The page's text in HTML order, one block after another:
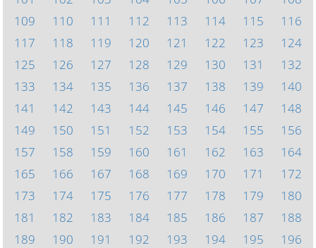
109
110 111 112 113 114 115
116
117
118 119 120 121 122 123
124
125
126 127 128 129 130 131
132
133
134 135 136 137 138 139
140
141
142 143 144 145 146 147
148
149
150 151 152 153 154 155
156
157
158 159 160 161 162 163
164
165
166 167 168 169 170 171
172
173
174 175 176 177 178 179
180
181
182 183 184 185 186 187
188
189
190 191 192 193 194 195
196